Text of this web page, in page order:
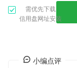
需优先下载
信用盘网址安装
小编点评